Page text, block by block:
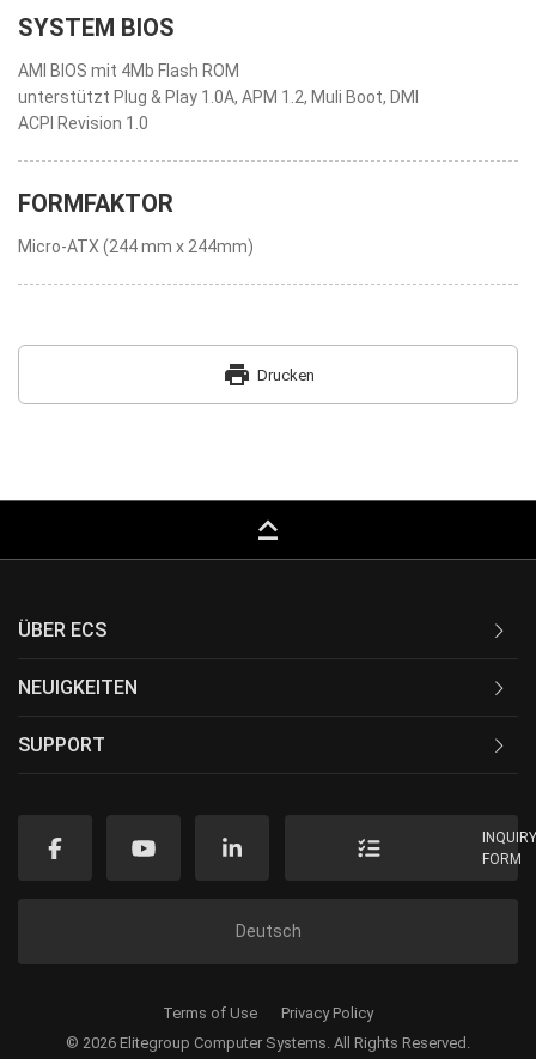
SYSTEM BIOS
AMI BIOS mit 4Mb Flash ROM
unterstützt Plug & Play 1.0A, APM 1.2, Muli Boot, DMI
ACPI Revision 1.0
FORMFAKTOR
Micro-ATX (244 mm x 244mm)
print Drucken
keyboard_capslock
ÜBER ECS
NEUIGKEITEN
SUPPORT
FORM
Deutsch
© 2026 Elitegroup Computer Systems. All Rights Reserved.
Terms of Use Privacy Policy